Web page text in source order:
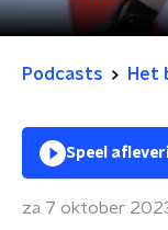
Podcasts Het
Speel
za 7 oktober